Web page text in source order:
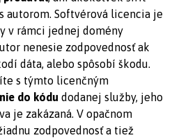
autorom. Softvérová licencia je
v rámci jednej domény
nenesie zodpovednosť ak
dáta, alebo spôsobí škodu.
s týmto licenčným
do kódu dodanej služby, jeho
je zakázaná. V opačnom
zodpovednosť a tiež